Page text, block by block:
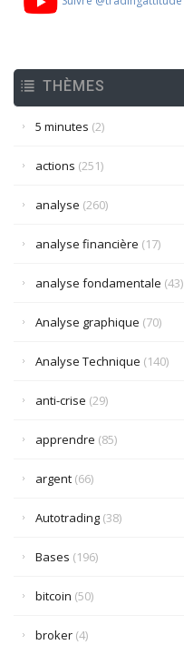
THÈMES
5 minutes (2)
actions (251)
analyse (260)
analyse financière (17)
analyse fondamentale (43)
Analyse graphique (70)
Analyse Technique (140)
anti-crise (29)
apprendre (85)
argent (66)
Autotrading (38)
Bases (196)
bitcoin (50)
broker (4)